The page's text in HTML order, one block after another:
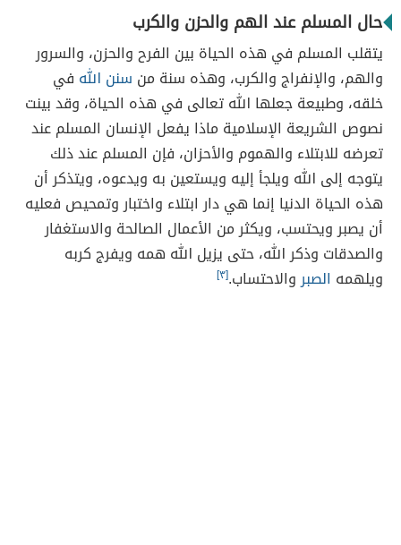
حال المسلم عند الهم والحزن والكرب
يتقلب المسلم في هذه الحياة بين الفرح والحزن، والسرور
والهم، والإنفراج والكرب، وهذه سنة من سنن الله في
خلقه، وطبيعة جعلها الله تعالى في هذه الحياة، وقد بينت
نصوص الشريعة الإسلامية ماذا يفعل الإنسان المسلم عند
تعرضه للابتلاء والهموم والأحزان، فإن المسلم عند ذلك
يتوجه إلى الله ويلجأ إليه ويستعين به ويدعوه، ويتذكر أن
هذه الحياة الدنيا إنما هي دار ابتلاء واختبار وتمحيص فعليه
أن يصبر ويحتسب، ويكثر من الأعمال الصالحة والاستغفار
والصدقات وذكر الله، حتى يزيل الله همه ويفرج كربه
ويلهمه الصبروالاحتساب.[٣]